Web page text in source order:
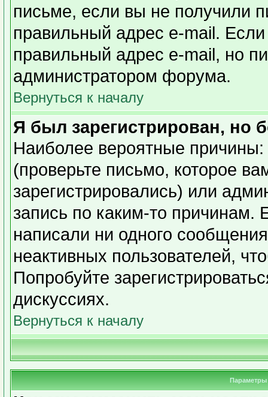
письме, если вы не получили
правильный адрес e-mail.
правильный адрес e-mail, но
администратором форума.
Вернуться к началу
Я был зарегистрирован, но
Наиболее вероятные
(проверьте письмо, которое
зарегистрировались) или
запись по каким-то причинам.
написали ни одного
неактивных пользователей,
Попробуйте
дискуссиях.
Вернуться к началу
Параметры